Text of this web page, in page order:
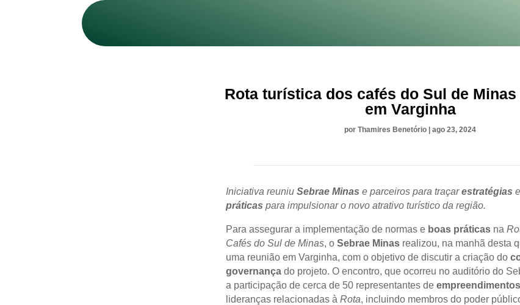
Rota turística dos cafés do Sul de
em Varginha
por Thamires Benetório | ago 23, 2024
Iniciativa reuniu Sebrae Minas e parceiros para traçarestratégias
práticas para impulsionar o novo atrativo turístico da região.
Para assegurar a implementação de normas e boas práticasna
Cafés do Sul de Minas, o Sebrae Minasrealizou, na manhã desta
uma reunião em Varginha, com o objetivo de discutir a criação do
governançado projeto. O encontro, que ocorreu no auditório do
a participação de cerca de 50 representantes de empreendimentos
lideranças relacionadas à Rota, incluindo membros do poder